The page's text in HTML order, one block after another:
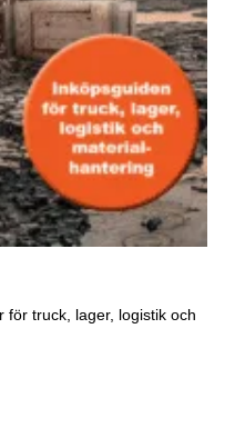
för truck, lager, logistik och